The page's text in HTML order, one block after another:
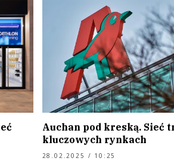
Auchan pod kreską. Sieć
kluczowych rynkach
28.02.2025 / 10:25